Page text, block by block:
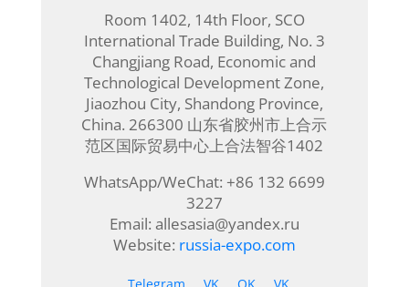
Room 1402, 14th Floor, SCO
International Trade Building, No. 3
Changjiang Road, Economic and
Technological Development Zone,
Jiaozhou City, Shandong Province,
China. 266300 山东省胶州市上合示
范区国际贸易中心上合法智谷1402
WhatsApp/WeChat: +86 132 6699
3227
Email: allesasia@yandex.ru
Website: russia-expo.com